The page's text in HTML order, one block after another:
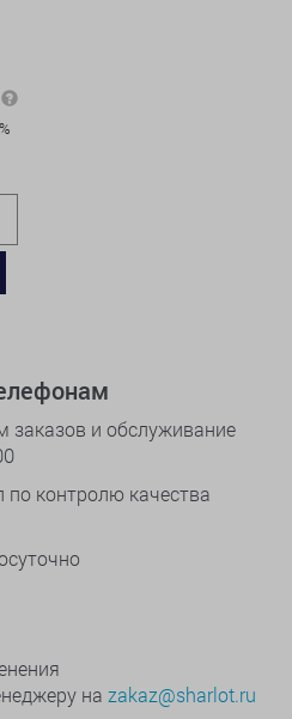
заказов и обслуживание
по контролю качества
на zakaz@sharlot.ru